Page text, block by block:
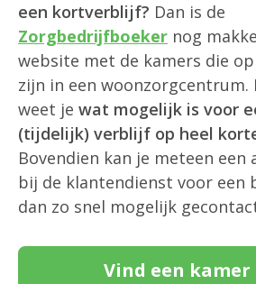
een kortverblijf? Dan is de
Zorgbedrijfboeker nog
website met de kamers die
zijn in een woonzorgcentrum.
weet je wat mogelijk is voor
(tijdelijk) verblijf op heel
Bovendien kan je meteen een
bij de klantendienst voor een
dan zo snel mogelijk
Vind een kamer